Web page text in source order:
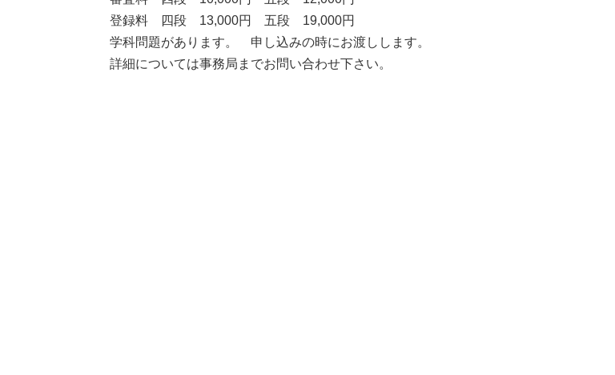
登録料 四段 13,000円 五段 19,000円
学科問題があります。 申し込みの時にお渡しします。
詳細については事務局までお問い合わせ下さい。